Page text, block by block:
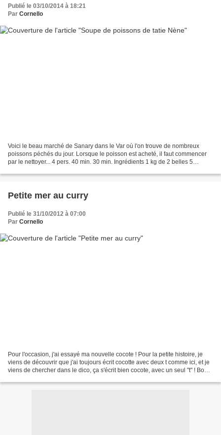
Publié le 03/10/2014 à 18:21
Par Cornello
Voici le beau marché de Sanary dans le Var où l'on trouve de nombreux
poissons péchés du jour. Lorsque le poisson est acheté, il faut commencer
par le nettoyer... 4 pers. 40 min. 30 min. Ingrédients 1 kg de 2 belles 5
Petite mer au curry
Publié le 31/10/2012 à 07:00
Par Cornello
Pour l'occasion, j'ai essayé ma nouvelle cocote ! Pour la petite histoire, je
viens de découvrir que j'ai toujours écrit cocotte avec deux t comme ici, et je
viens de chercher dans le dico, ça s'écrit bien cocote, avec un seul "t" ! Bon,